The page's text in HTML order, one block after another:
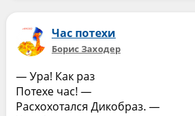
Час потехи
Борис Заходер
— Ура! Как раз
Потехе час! —
Расхохотался Дикобраз. —